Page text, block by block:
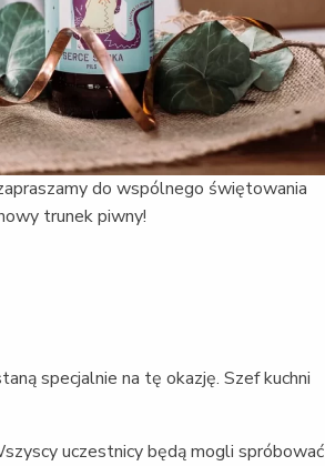
do wspólnego świętowania
trunek piwny!
specjalnie na tę okazję. Szef kuchni
uczestnicy będą mogli spróbować